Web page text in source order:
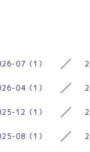
07（1）
04（1）
12（1）
08（1）